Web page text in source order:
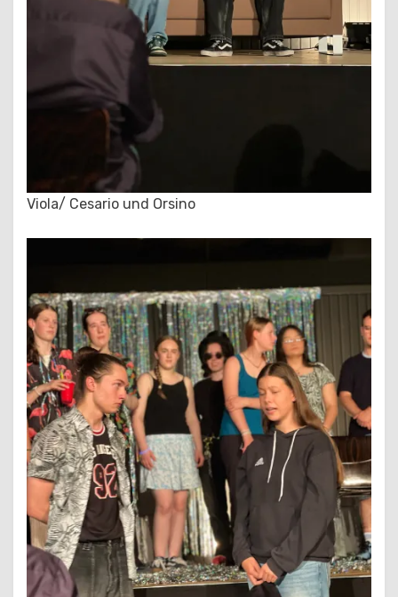
Viola/ Cesario und Orsino